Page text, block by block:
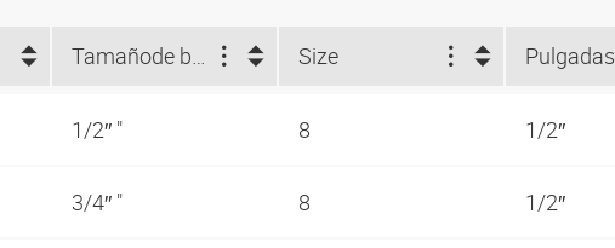
Tamañode brida (") Size Pulgadas
1/2″ " 8 1/2″
3/4″ " 8 1/2″